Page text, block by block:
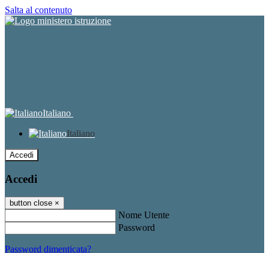
Salta al contenuto
Italiano
Italiano
Accedi
Accedi
button close ×
Nome Utente
Password
Password dimenticata?